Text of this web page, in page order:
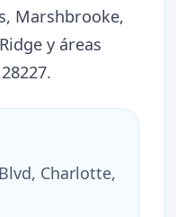
Marshbrooke,
y áreas
Charlotte,